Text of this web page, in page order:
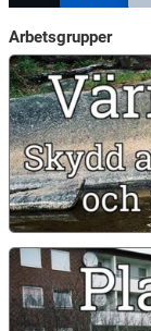
Arbetsgrupper